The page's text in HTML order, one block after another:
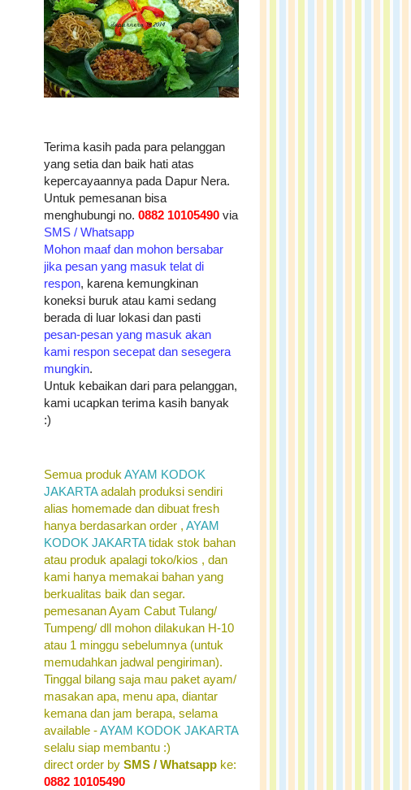
Terima kasih pada para pelanggan
yang setia dan baik hati atas
kepercayaannya pada Dapur Nera.
Untuk pemesanan bisa
menghubungi no. 0882 10105490 via
SMS / Whatsapp
Mohon maaf dan mohon bersabar
jika pesan yang masuk telat di
respon, karena kemungkinan
koneksi buruk atau kami sedang
berada di luar lokasi dan pasti
pesan-pesan yang masuk akan
kami respon secepat dan sesegera
mungkin.
Untuk kebaikan dari para pelanggan,
kami ucapkan terima kasih banyak
:)
Semua produk AYAM KODOK
JAKARTAadalah produksi sendiri
alias homemade dan dibuat fresh
hanya berdasarkan order , AYAM
KODOK JAKARTAtidak stok bahan
atau produk apalagi toko/kios , dan
kami hanya memakai bahan yang
berkualitas baik dan segar.
pemesanan Ayam Cabut Tulang/
Tumpeng/ dll mohon dilakukan H-10
atau 1 minggu sebelumnya (untuk
memudahkan jadwal pengiriman).
Tinggal bilang saja mau paket ayam/
masakan apa, menu apa, diantar
kemana dan jam berapa, selama
available -AYAM KODOK JAKARTA
selalu siap membantu :)
direct order by SMS / Whatsapp ke:
0882 10105490